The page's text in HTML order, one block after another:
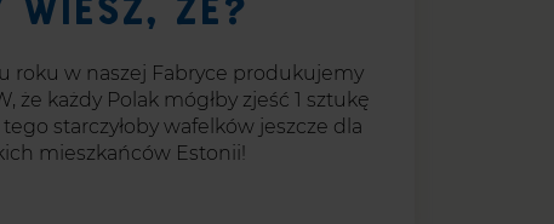
wiesz, że?
roku w naszej Fabryce produkujemy
że każdy Polak mógłby zjeść 1 sztukę
starczyłoby wafelków jeszcze dla
mieszkańców Estonii!